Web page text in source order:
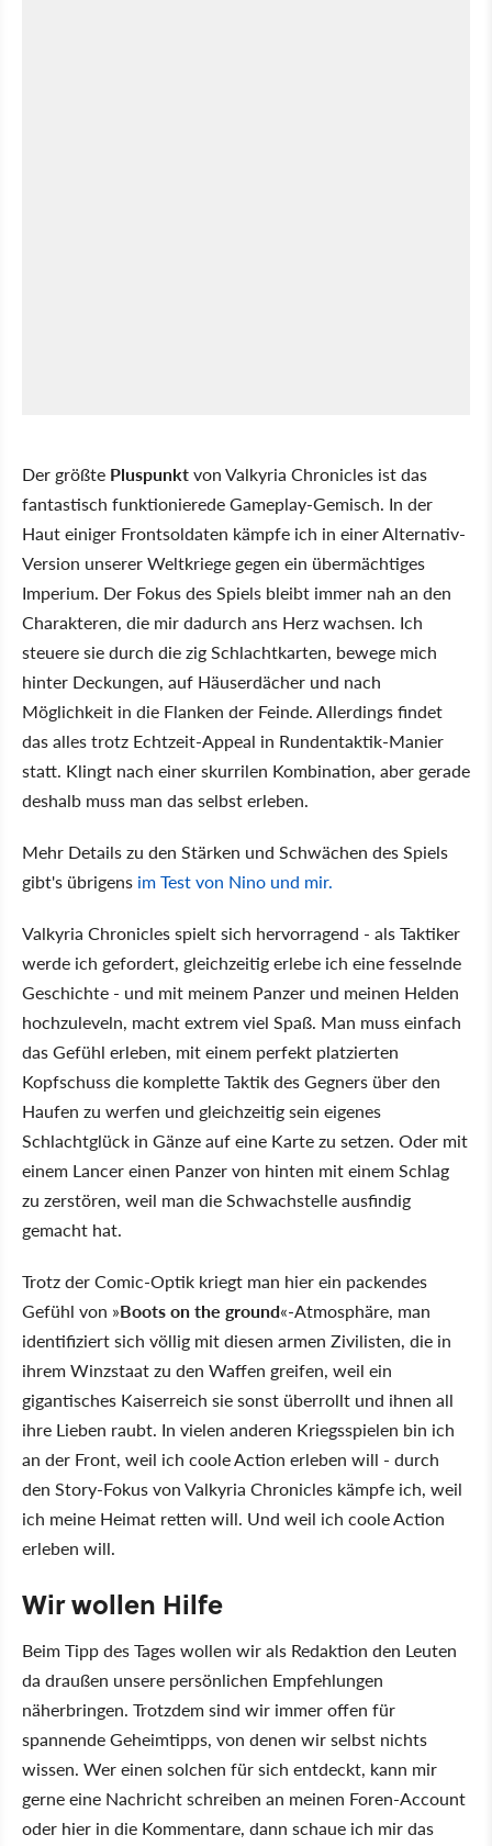
Der größte Pluspunktvon Valkyria Chronicles ist das
fantastisch funktionierede Gameplay-Gemisch. In der
Haut einiger Frontsoldaten kämpfe ich in einer Alternativ-
Version unserer Weltkriege gegen ein übermächtiges
Imperium. Der Fokus des Spiels bleibt immer nah an den
Charakteren, die mir dadurch ans Herz wachsen. Ich
steuere sie durch die zig Schlachtkarten, bewege mich
hinter Deckungen, auf Häuserdächer und nach
Möglichkeit in die Flanken der Feinde. Allerdings findet
das alles trotz Echtzeit-Appeal in Rundentaktik-Manier
statt. Klingt nach einer skurrilen Kombination, aber gerade
deshalb muss man das selbst erleben.
Mehr Details zu den Stärken und Schwächen des Spiels
gibt's übrigens im Test von Nino und mir.
Valkyria Chronicles spielt sich hervorragend - als Taktiker
werde ich gefordert, gleichzeitig erlebe ich eine fesselnde
Geschichte - und mit meinem Panzer und meinen Helden
hochzuleveln, macht extrem viel Spaß. Man muss einfach
das Gefühl erleben, mit einem perfekt platzierten
Kopfschuss die komplette Taktik des Gegners über den
Haufen zu werfen und gleichzeitig sein eigenes
Schlachtglück in Gänze auf eine Karte zu setzen. Oder mit
einem Lancer einen Panzer von hinten mit einem Schlag
zu zerstören, weil man die Schwachstelle ausfindig
gemacht hat.
Trotz der Comic-Optik kriegt man hier ein packendes
Gefühl von »Boots on the ground«-Atmosphäre, man
identifiziert sich völlig mit diesen armen Zivilisten, die in
ihrem Winzstaat zu den Waffen greifen, weil ein
gigantisches Kaiserreich sie sonst überrollt und ihnen all
ihre Lieben raubt. In vielen anderen Kriegsspielen bin ich
an der Front, weil ich coole Action erleben will - durch
den Story-Fokus von Valkyria Chronicles kämpfe ich, weil
ich meine Heimat retten will. Und weil ich coole Action
erleben will.
Wir wollen Hilfe
Beim Tipp des Tages wollen wir als Redaktion den Leuten
da draußen unsere persönlichen Empfehlungen
näherbringen. Trotzdem sind wir immer offen für
spannende Geheimtipps, von denen wir selbst nichts
wissen. Wer einen solchen für sich entdeckt, kann mir
gerne eine Nachricht schreiben an meinen Foren-Account
oder hier in die Kommentare, dann schaue ich mir das